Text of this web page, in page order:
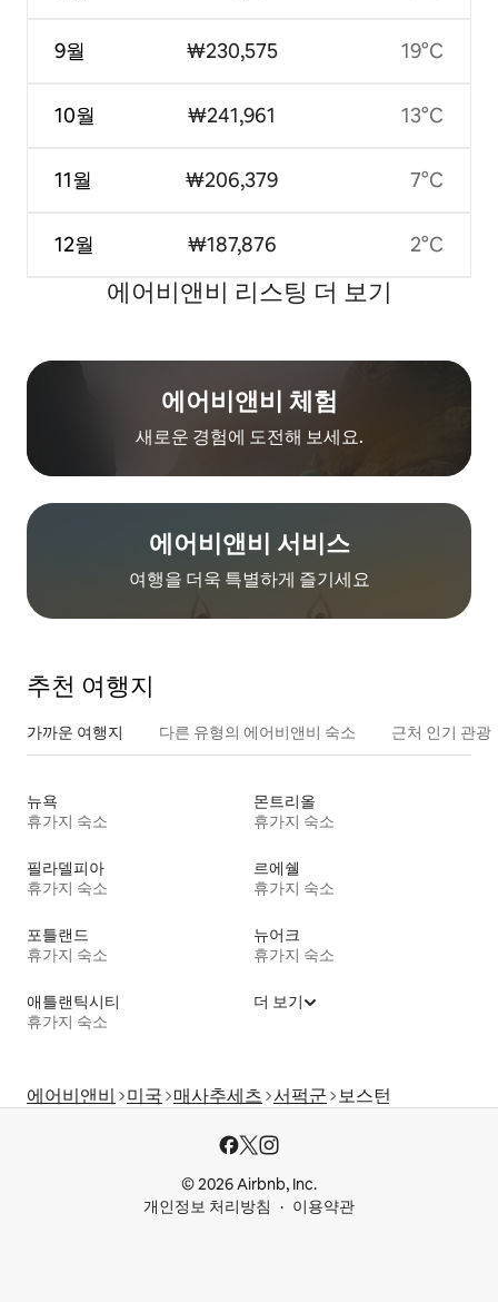
9월
10월
11월
12월
₩230,575
₩241,961
₩206,379
₩187,876
19°C
13°C
7°C
2°C
에어비앤비 리스팅 더 보기
에어비앤비 체험
새로운 경험에 도전해 보세요.
에어비앤비 서비스
여행을 더욱 특별하게 즐기세요
추천 여행지
가까운 여행지 다른 유형의 에어비앤비 숙소 근처 인기 관광
뉴욕
휴가지 숙소
몬트리올
휴가지 숙소
필라델피아
휴가지 숙소
르에쉘
휴가지 숙소
포틀랜드
휴가지 숙소
뉴어크
휴가지 숙소
애틀랜틱시티
휴가지 숙소
더 보기
에어비앤비 미국 매사추세츠 서퍽군 보스턴
© 2026 Airbnb, Inc.
개인정보 처리방침
이용약관